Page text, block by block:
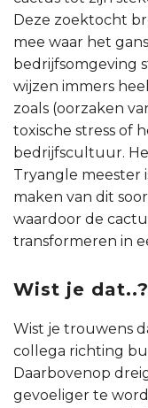
Deze zoektocht
mee waar het
bedrijfsomgeving
wijzen immers
zoals (oorzaken
toxische stress of
bedrijfscultuur.
Tryangle meester
maken van dit
waardoor de
transformeren in
Wist je dat..?
Wist je trouwens
collega richting
Daarbovenop
gevoeliger te